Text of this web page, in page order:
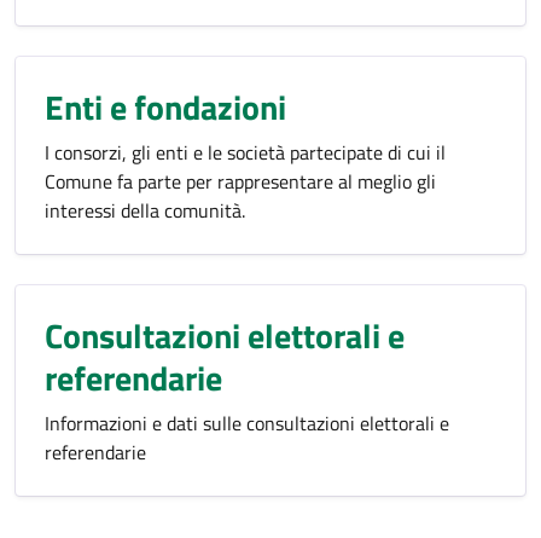
Enti e fondazioni
I consorzi, gli enti e le società partecipate di cui il
Comune fa parte per rappresentare al meglio gli
interessi della comunità.
Consultazioni elettorali e
referendarie
Informazioni e dati sulle consultazioni elettorali e
referendarie